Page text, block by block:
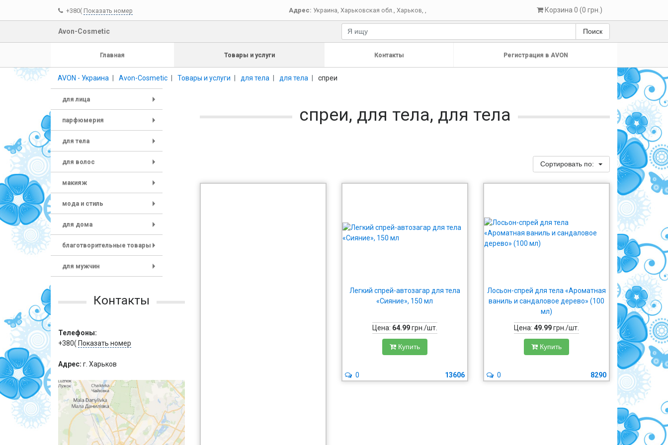
+380( Показать номер Адрес: Украина Харьковская обл. Харьков Корзина 0 (0 грн.)
Avon-Cosmetic Поиск
Главная Товары и услуги Контакты Регистрация в AVON
AVON - Украина Avon-Cosmetic Товары и услуги для тела для тела спреи
для лица
парфюмерия
для тела
для волос
макияж
мода и стиль
для дома
благотворительные товары
для мужчин
Контакты
Телефоны:
+380( Показать номер
Адрес: г. Харьков
спреи, для тела, для тела
Сортировать по:
Легкий спрей-автозагар для тела
«Сияние», 150 мл
Цена: 64.99грн./шт.
Купить
13606
0
Лосьон-спрей для тела «Ароматная
ваниль и сандаловое дерево» (100
мл)
Цена: 49.99грн./шт.
Купить
8290
0